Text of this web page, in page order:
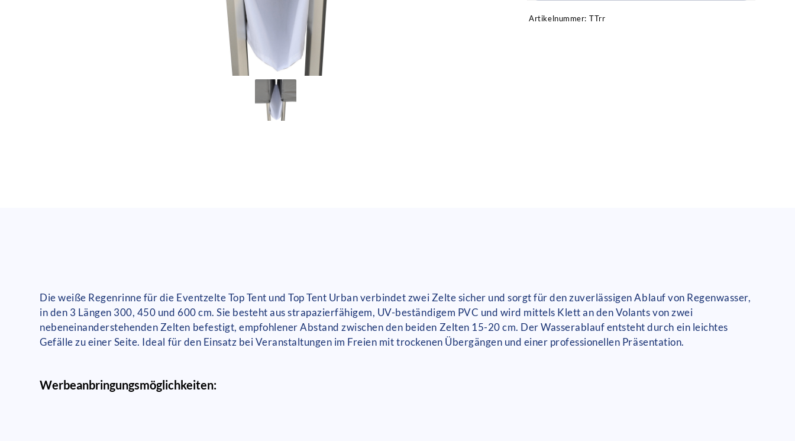
Artikelnummer: TTrr
Die weiße Regenrinne für die Eventzelte Top Tent und Top Tent Urban verbindet zwei Zelte sicher und sorgt für den zuverlässigen Ablauf von Regenwasser,
in den 3 Längen 300, 450 und 600 cm. Sie besteht aus strapazierfähigem, UV-beständigem PVC und wird mittels Klett an den Volants von zwei
nebeneinanderstehenden Zelten befestigt, empfohlener Abstand zwischen den beiden Zelten 15-20 cm. Der Wasserablauf entsteht durch ein leichtes
Gefälle zu einer Seite. Ideal für den Einsatz bei Veranstaltungen im Freien mit trockenen Übergängen und einer professionellen Präsentation.
Werbeanbringungsmöglichkeiten: